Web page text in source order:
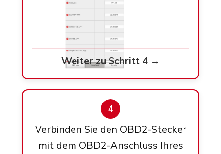
Weiter zu Schritt 4 →
4
Verbinden Sie den OBD2-Stecker
mit dem OBD2-Anschluss Ihres